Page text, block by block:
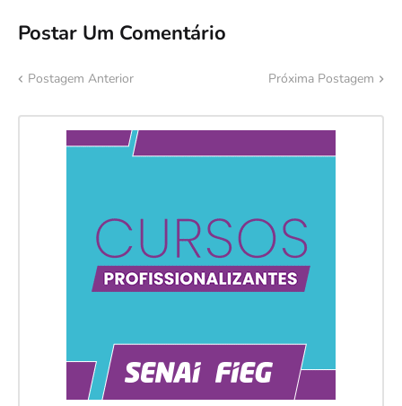
Postar Um Comentário
Postagem Anterior Próxima Postagem